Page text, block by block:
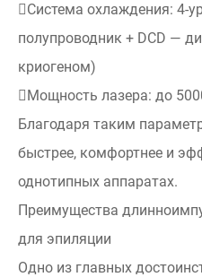
Система охлаждения: 4-
полупроводник + DCD —
криогеном)
Мощность лазера: до
Благодаря таким
быстрее, комфортнее и
однотипных аппаратах.
Преимущества
для эпиляции
Одно из главных